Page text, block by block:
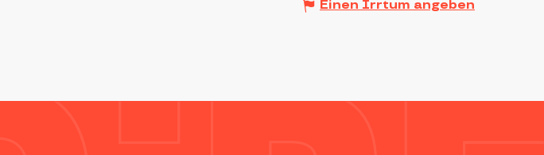
Einen Irrtum angeben